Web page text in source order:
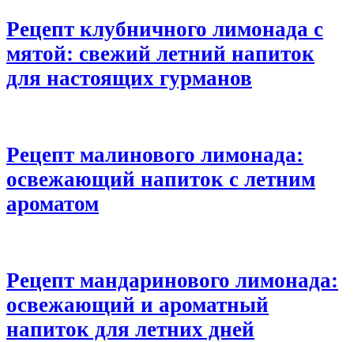
Рецепт клубничного лимонада с
мятой: свежий летний напиток
для настоящих гурманов
Рецепт малинового лимонада:
освежающий напиток с летним
ароматом
Рецепт мандаринового лимонада:
освежающий и ароматный
напиток для летних дней